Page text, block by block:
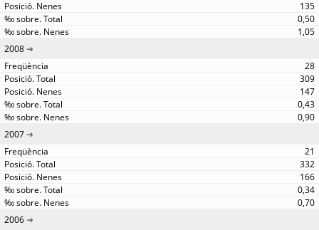
135
0,50
1,05
2008
28
309
147
0,43
0,90
2007
21
332
166
0,34
0,70
2006